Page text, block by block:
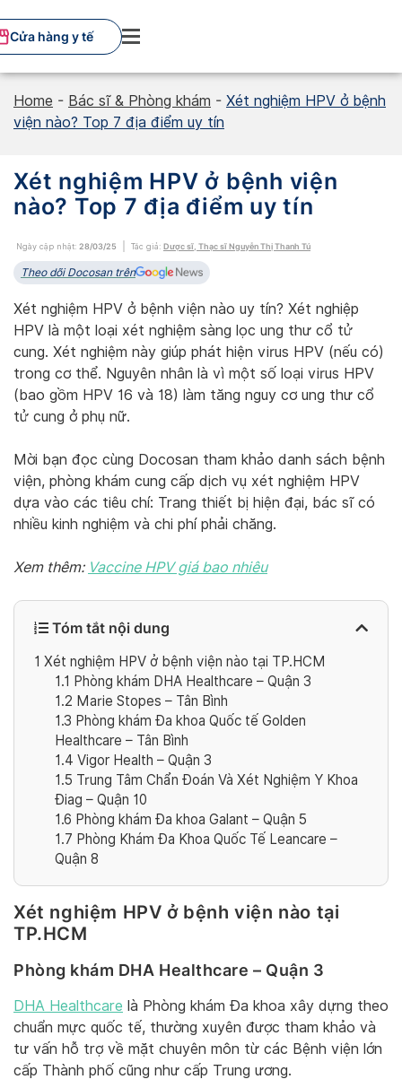
to
content
Cửa hàng y tế
Home - Bác sĩ & Phòng khám - Xét nghiệm HPV ở bệnh
viện nào? Top 7 địa điểm uy tín
Xét nghiệm HPV ở bệnh viện
nào? Top 7 địa điểm uy tín
Ngày cập nhật: 28/03/25 Tác giả: Dược sĩ, Thạc sĩ Nguyễn Thị Thanh Tú
Theo dõi Docosan trên
Xét nghiệm HPV ở bệnh viện nào uy tín? Xét nghiệp
HPV là một loại xét nghiệm sàng lọc ung thư cổ tử
cung. Xét nghiệm này giúp phát hiện virus HPV (nếu có)
trong cơ thể. Nguyên nhân là vì một số loại virus HPV
(bao gồm HPV 16 và 18) làm tăng nguy cơ ung thư cổ
tử cung ở phụ nữ.
Mời bạn đọc cùng Docosan tham khảo danh sách bệnh
viện, phòng khám cung cấp dịch vụ xét nghiệm HPV
dựa vào các tiêu chí: Trang thiết bị hiện đại, bác sĩ có
nhiều kinh nghiệm và chi phí phải chăng.
Xem thêm: Vaccine HPV giá bao nhiêu
Tóm tắt nội dung
1 Xét nghiệm HPV ở bệnh viện nào tại TP.HCM
1.1 Phòng khám DHA Healthcare – Quận 3
1.2 Marie Stopes – Tân Bình
1.3 Phòng khám Đa khoa Quốc tế Golden
Healthcare – Tân Bình
1.4 Vigor Health – Quận 3
1.5 Trung Tâm Chẩn Đoán Và Xét Nghiệm Y Khoa
Điag – Quận 10
1.6 Phòng khám Đa khoa Galant – Quận 5
1.7 Phòng Khám Đa Khoa Quốc Tế Leancare –
Quận 8
Xét nghiệm HPV ở bệnh viện nào tại
TP.HCM
Phòng khám DHA Healthcare – Quận 3
DHA Healthcare là Phòng khám Đa khoa xây dựng theo
chuẩn mực quốc tế, thường xuyên được tham khảo và
tư vấn hỗ trợ về mặt chuyên môn từ các Bệnh viện lớn
cấp Thành phố cũng như cấp Trung ương.